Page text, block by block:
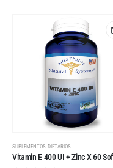
SUPLEMENTOS DIETARIOS
Vitamin E 400 UI + Zinc X 60